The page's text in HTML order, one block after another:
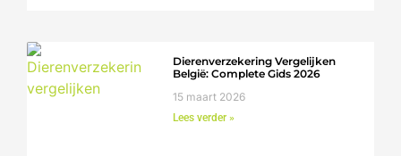
Dierenverzekering Vergelijken
België: Complete Gids 2026
15 maart 2026
Lees verder »